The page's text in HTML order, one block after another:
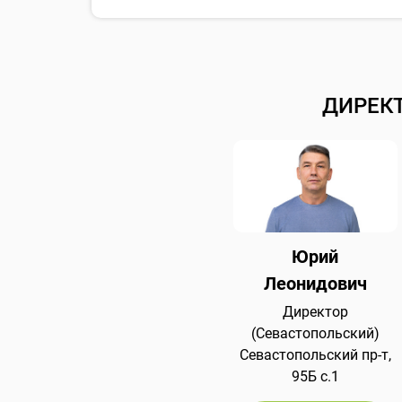
Юрий
Леонидович
Директор
(Севастопольский)
Севастопольский пр-т,
95Б с.1